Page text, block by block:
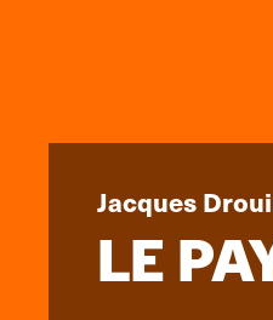
Jacques
LE